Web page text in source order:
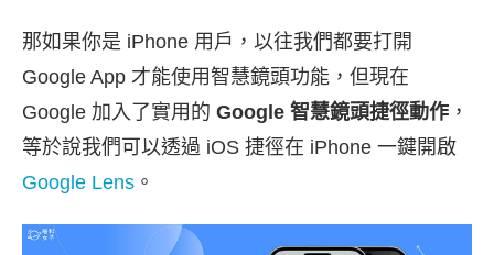
那如果你是 iPhone 用戶，以往我們都要打開
Google App 才能使用智慧鏡頭功能，但現在
Google 加入了實用的 Google 智慧鏡頭捷徑動作 ，
等於說我們可以透過 iOS 捷徑在 iPhone 一鍵開啟
Google Lens 。